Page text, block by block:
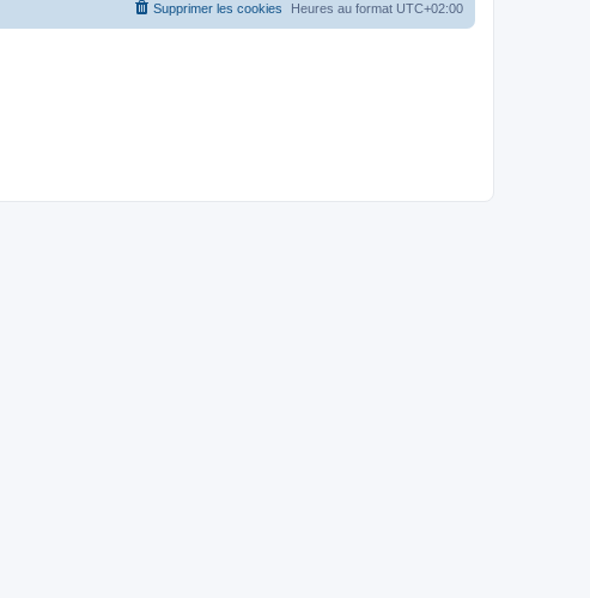
Heures au format UTC+02:00
Supprimer les cookies